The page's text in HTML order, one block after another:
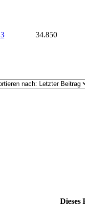
3 34.850
Dieses